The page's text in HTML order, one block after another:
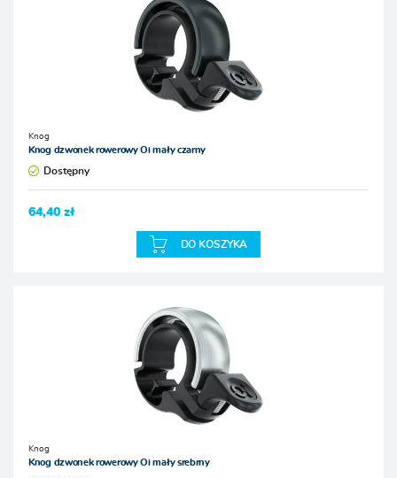
Knog
Knog dzwonek rowerowy Oi mały czarny
Dostępny
64,40 zł
DO KOSZYKA
Knog
Knog dzwonek rowerowy Oi mały srebrny